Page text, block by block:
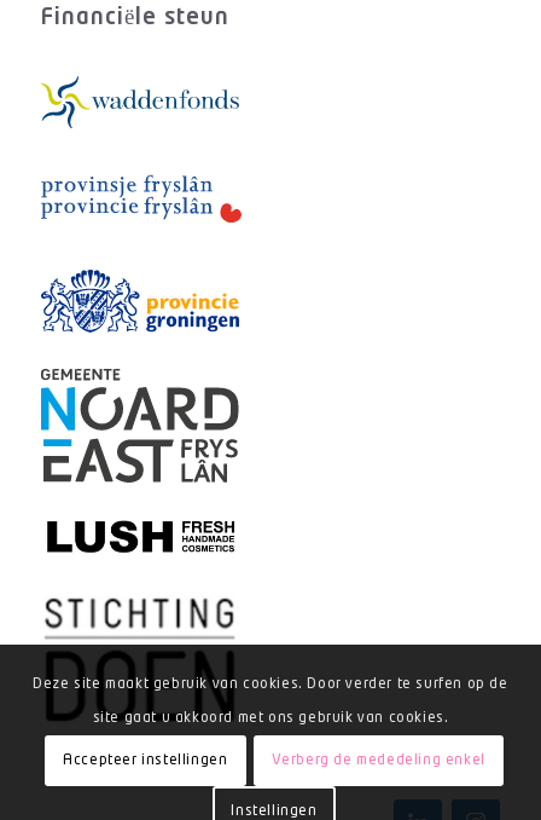
Financiële steun
Deze site maakt gebruik van cookies. Door verder te surfen op de
site gaat u akkoord met ons gebruik van cookies.
Accepteer instellingen Verberg de mededeling enkel
Instellingen